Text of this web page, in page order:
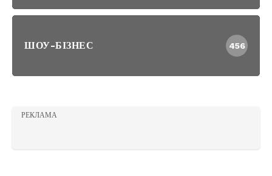
ШОУ-БІЗНЕС 456
РЕКЛАМА